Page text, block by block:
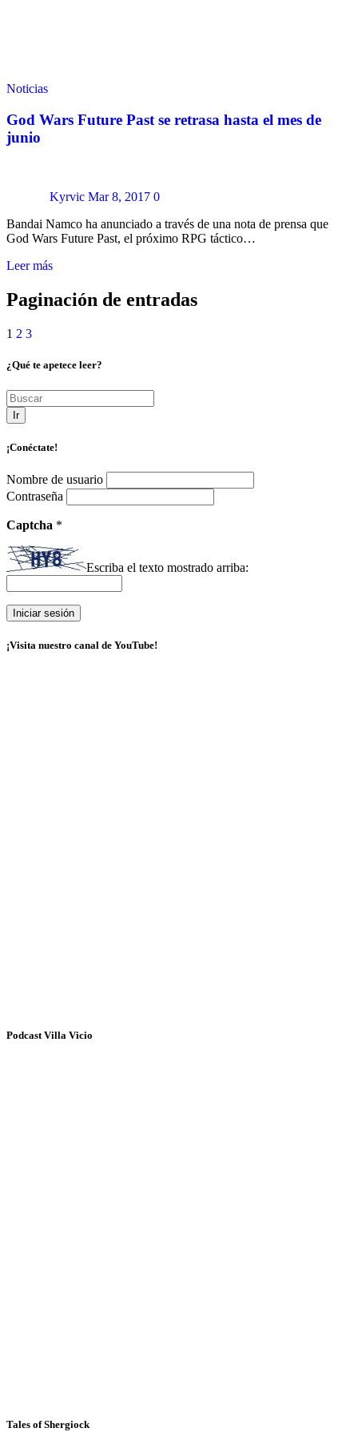
Noticias
God Wars Future Past se retrasa hasta el mes de
junio
Kyrvic Mar 8, 2017 0
Bandai Namco ha anunciado a través de una nota de prensa que
God Wars Future Past, el próximo RPG táctico…
Leer más
Paginación de entradas
1 2 3
¿Qué te apetece leer?
Ir
¡Conéctate!
Nombre de usuario
Contraseña
Captcha *
Escriba el texto mostrado arriba:
¡Visita nuestro canal de YouTube!
Podcast Villa Vicio
Tales of Shergiock